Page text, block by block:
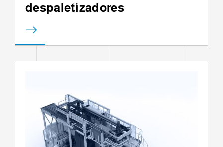
despaletizadores